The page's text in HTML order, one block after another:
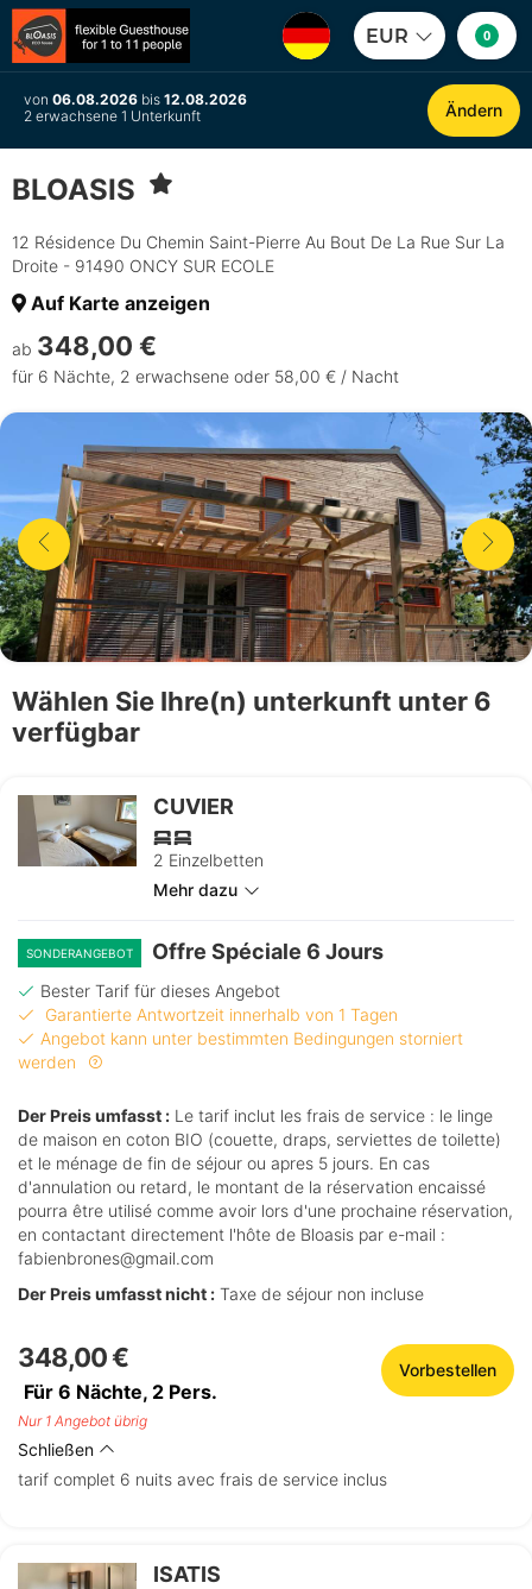
EUR 0
von 06.08.2026 bis 12.08.2026
2 erwachsene 1 Unterkunft
Ändern
BLOASIS
12 Résidence Du Chemin Saint-Pierre Au Bout De La Rue Sur La
Droite - 91490 ONCY SUR ECOLE
Auf Karte anzeigen
ab 348,00 €
für 6 Nächte, 2 erwachsene oder 58,00 € / Nacht
Wählen Sie Ihre(n) unterkunft unter 6
verfügbar
CUVIER
2 Einzelbetten
Mehr dazu
SONDERANGEBOT Offre Spéciale 6 Jours
Bester Tarif für dieses Angebot
Garantierte Antwortzeit innerhalb von 1 Tagen
Angebot kann unter bestimmten Bedingungen storniert
werden
Der Preis umfasst : Le tarif inclut les frais de service : le linge
de maison en coton BIO (couette, draps, serviettes de toilette)
et le ménage de fin de séjour ou apres 5 jours. En cas
d'annulation ou retard, le montant de la réservation encaissé
pourra être utilisé comme avoir lors d'une prochaine réservation,
en contactant directement l'hôte de Bloasis par e-mail :
fabienbrones@gmail.com
Der Preis umfasst nicht : Taxe de séjour non incluse
348,00 €
Für 6 Nächte, 2 Pers.
Vorbestellen
Nur 1 Angebot übrig
Schließen
tarif complet 6 nuits avec frais de service inclus
ISATIS